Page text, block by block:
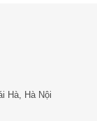
Hà, Hà Nội